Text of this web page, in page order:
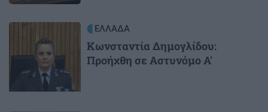
ΕΛΛΑΔΑ
Κωνσταντία Δημογλίδου:
Προήχθη σε Αστυνόμο Α'